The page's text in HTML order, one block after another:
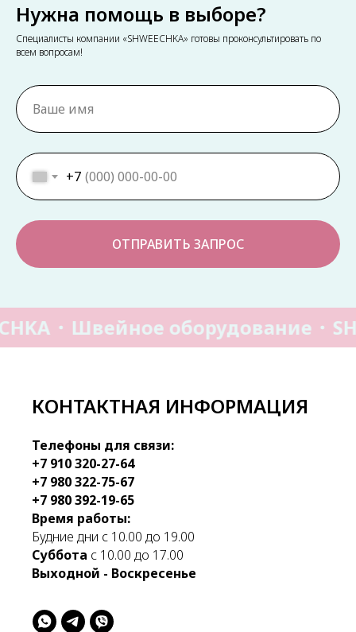
Нужна помощь в выборе?
Специалисты компании «SHWEECHKA» готовы проконсультировать по
всем вопросам!
+7
ОТПРАВИТЬ ЗАПРОС
Швейное оборудование
КОНТАКТНАЯ ИНФОРМАЦИЯ
Телефоны для связи:
+7 910 320-27-64
+7 980 322-75-67
+7 980 392-19-65
Время работы:
Будние дни с 10.00 до 19.00
Суббота с 10.00 до 17.00
Выходной - Воскресенье